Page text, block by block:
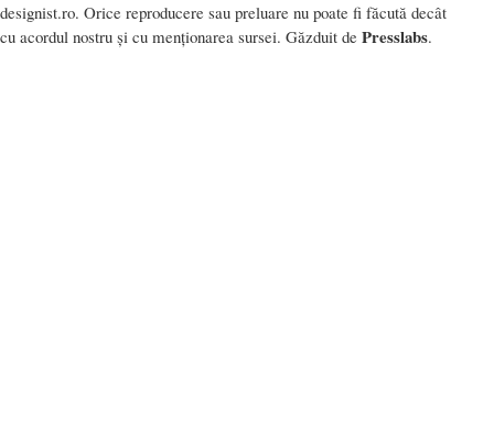
designist.ro. Orice reproducere sau preluare nu poate fi făcută decât
cu acordul nostru și cu menționarea sursei. Găzduit de Presslabs.